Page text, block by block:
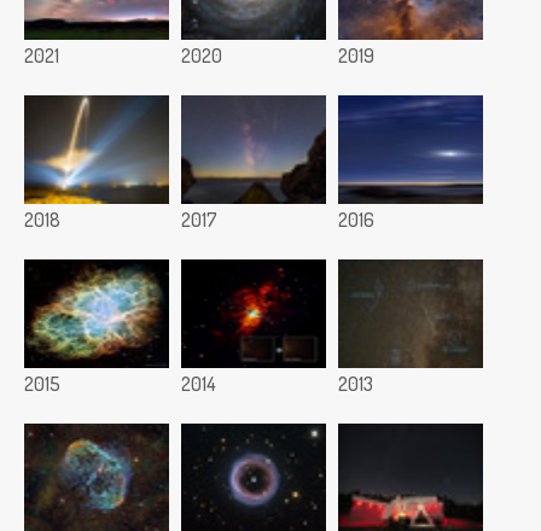
2021 2020 2019
2018 2017 2016
2015 2014 2013